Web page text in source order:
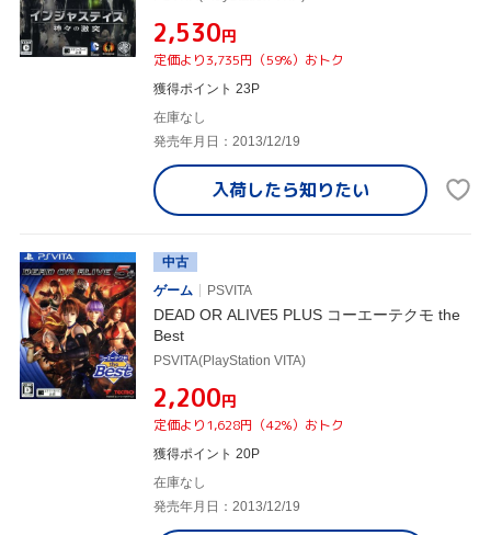
¥2,530円
定価より3,735円（59%）おトク
獲得ポイント 23P
在庫なし
発売年月日：2013/12/19
入荷したら知りたい
中古
ゲーム
PSVITA
DEAD OR ALIVE5 PLUS コーエーテクモ the
Best
PSVITA(PlayStation VITA)
¥2,200円
定価より1,628円（42%）おトク
獲得ポイント 20P
在庫なし
発売年月日：2013/12/19